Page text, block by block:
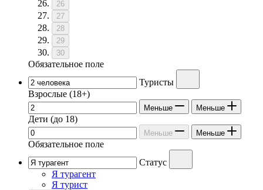
26
27
28
29
30
Обязательное поле
Туристы
Взрослые (18+)
Меньше Меньше
Дети (до 18)
Меньше Меньше
Обязательное поле
Статус
Я турагент
Я турист